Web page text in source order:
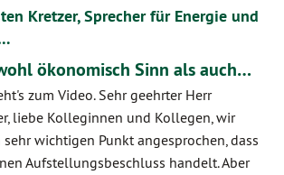
Kretzer, Sprecher für Energie und
ökonomisch Sinn als auch…
zum Video. Sehr geehrter Herr
liebe Kolleginnen und Kollegen, wir
wichtigen Punkt angesprochen, dass
Aufstellungsbeschluss handelt. Aber